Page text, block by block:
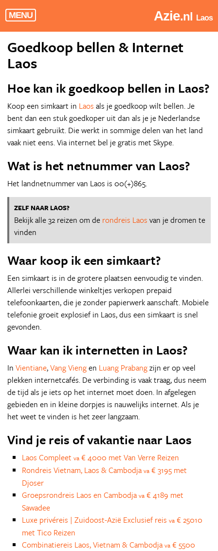
MENU Azie.nl Laos
Goedkoop bellen & Internet
Laos
Hoe kan ik goedkoop bellen in Laos?
Koop een simkaart in Laos als je goedkoop wilt bellen. Je
bent dan een stuk goedkoper uit dan als je je Nederlandse
simkaart gebruikt. Die werkt in sommige delen van het land
vaak niet eens. Via internet bel je gratis met Skype.
Wat is het netnummer van Laos?
Het landnetnummer van Laos is 00(+)865.
ZELF NAAR LAOS?
Bekijk alle 32 reizen om de rondreis Laos van je dromen te
vinden
Waar koop ik een simkaart?
Een simkaart is in de grotere plaatsen eenvoudig te vinden.
Allerlei verschillende winkeltjes verkopen prepaid
telefoonkaarten, die je zonder papierwerk aanschaft. Mobiele
telefonie groeit explosief in Laos, dus een simkaart is snel
gevonden.
Waar kan ik internetten in Laos?
In Vientiane,Vang Viengen Luang Prabangzijn er op veel
plekken internetcafés. De verbinding is vaak traag, dus neem
de tijd als je iets op het internet moet doen. In afgelegen
gebieden en in kleine dorpjes is nauwelijks internet. Als je
het weet te vinden is het zeer langzaam.
Vind je reis of vakantie naar Laos
Laos Compleet va € 4000 met Van Verre Reizen
Rondreis Vietnam, Laos & Cambodja va € 3195 met
Djoser
Groepsrondreis Laos en Cambodja va € 4189 met
Sawadee
Luxe privéreis | Zuidoost-Azië Exclusief reis va € 25010
met Tico Reizen
Combinatiereis Laos, Vietnam & Cambodja va € 5500